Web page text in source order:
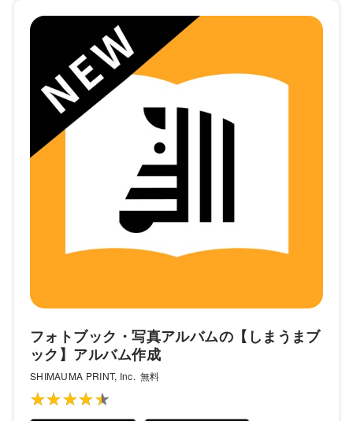
フォトブック・写真アルバムの【しまうまブ
ック】アルバム作成
SHIMAUMA PRINT, Inc. 無料
★★★★★
★★★★★